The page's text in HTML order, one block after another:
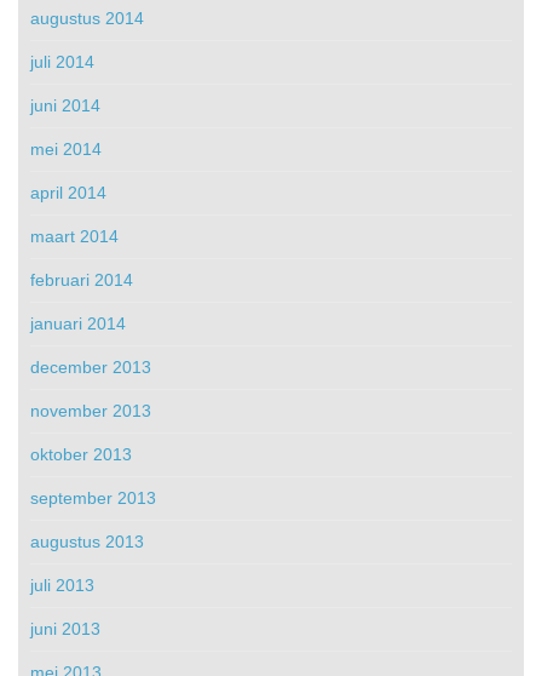
augustus 2014
juli 2014
juni 2014
mei 2014
april 2014
maart 2014
februari 2014
januari 2014
december 2013
november 2013
oktober 2013
september 2013
augustus 2013
juli 2013
juni 2013